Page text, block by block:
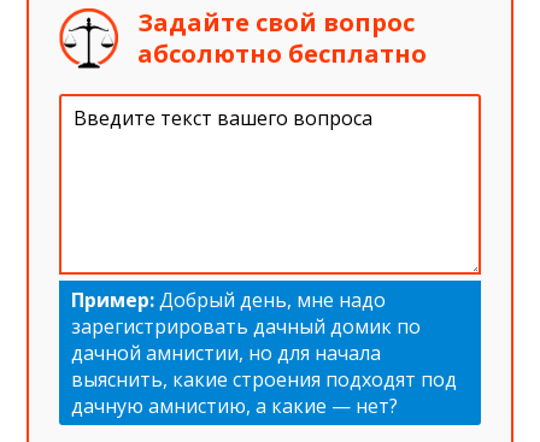
Задайте свой вопрос
абсолютно бесплатно
Пример:Добрый день, мне надо
зарегистрировать дачный домик по
дачной амнистии, но для начала
выяснить, какие строения подходят под
дачную амнистию, а какие — нет?